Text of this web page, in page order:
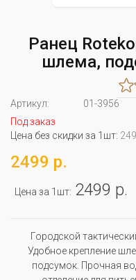
Ранец
шлема,
Артикул:
01-3956
Под заказ
Цена без скидки за 1шт:
2499 р.
Цена за 1шт: 2499 р.
Городской
Удобное крепление
подсумок. Прочная